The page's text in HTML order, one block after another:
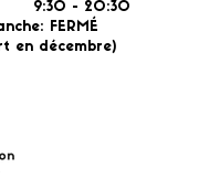
9:30 - 20:30
FERMÉ
en décembre)